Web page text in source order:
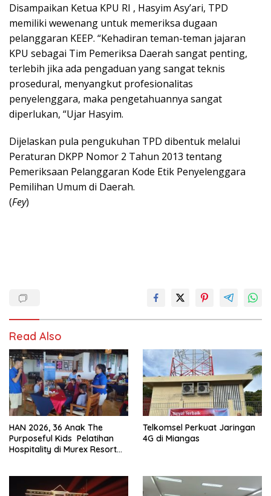
Disampaikan Ketua KPU RI , Hasyim Asy’ari, TPD
memiliki wewenang untuk memeriksa dugaan
pelanggaran KEEP. “Kehadiran teman-teman jajaran
KPU sebagai Tim Pemeriksa Daerah sangat penting,
terlebih jika ada pengaduan yang sangat teknis
prosedural, menyangkut profesionalitas
penyelenggara, maka pengetahuannya sangat
diperlukan, “Ujar Hasyim.
Dijelaskan pula pengukuhan TPD dibentuk melalui
Peraturan DKPP Nomor 2 Tahun 2013 tentang
Pemeriksaan Pelanggaran Kode Etik Penyelenggara
Pemilihan Umum di Daerah.
(Fey)
Read Also
HAN 2026, 36 Anak The
Purposeful Kids Pelatihan
Hospitality di Murex Resort
Telkomsel Perkuat Jaringan
4G di Miangas